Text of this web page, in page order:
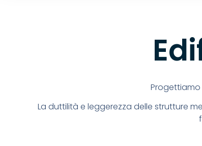
Progettiamo
La duttilità e leggerezza delle strutture